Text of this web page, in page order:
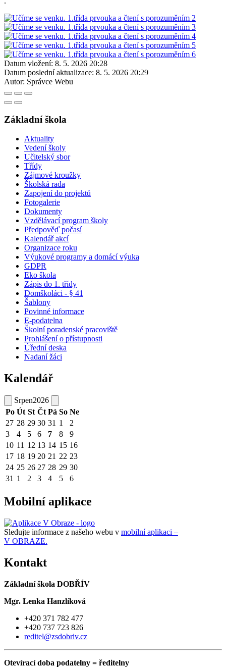
Datum vložení: 8. 5. 2026 20:28
Datum poslední aktualizace: 8. 5. 2026 20:29
Autor: Správce Webu
Základní škola
Aktuality
Vedení školy
Učitelský sbor
Třídy
Zájmové kroužky
Školská rada
Zapojení do projektů
Fotogalerie
Dokumenty
Vzdělávací program školy
Předpověď počasí
Kalendář akcí
Organizace roku
Výukové programy a domácí výuka
GDPR
Eko škola
Zápis do 1. třídy
Domškoláci - § 41
Šablony
Povinné informace
E-podatelna
Školní poradenské pracoviště
Prohlášení o přístupnosti
Úřední deska
Nadaní žáci
Kalendář
Srpen2026
Po Út St Čt Pá So Ne
27 28 29 30 31 1
2
3
4 5 6 7 8
9
10 11 12 13 14 15 16
17 18 19 20 21 22 23
24 25 26 27 28 29 30
31 1 2 3 4 5 6
Mobilní aplikace
Sledujte informace z našeho webu v mobilní aplikaci –
V OBRAZE.
Kontakt
Základní škola DOBŘÍV
Mgr. Lenka Hanzlíková
+420 371 782 477
+420 737 723 826
reditel@zsdobriv.cz
Otevírací doba podatelny = ředitelny